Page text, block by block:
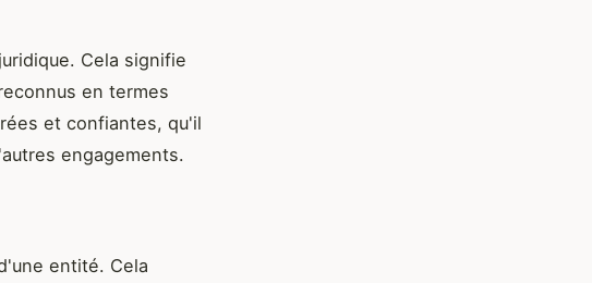
Cela signifie
en termes
et confiantes, qu'il
engagements.
entité. Cela